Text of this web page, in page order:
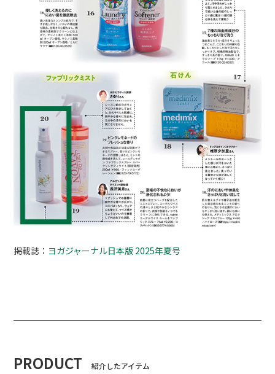
掲載誌： ヨガジャーナル日本版 2025年夏号
PRODUCT 紹介したアイテム